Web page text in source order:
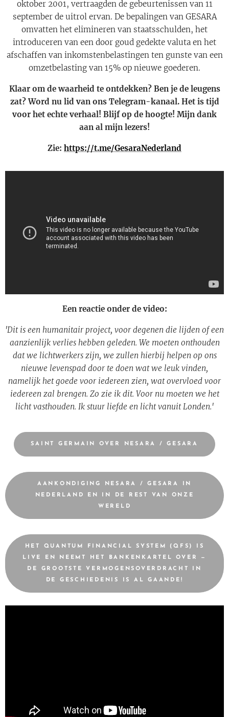
oktober 2001, vertraagden de gebeurtenissen van 11
september de uitrol ervan. De bepalingen van GESARA
omvatten het elimineren van staatsschulden, het
introduceren van een door goud gedekte valuta en het
afschaffen van inkomstenbelastingen ten gunste van een
omzetbelasting van 15% op nieuwe goederen.
Klaar om de waarheid te ontdekken? Ben je de leugens
zat? Word nu lid van ons Telegram-kanaal. Het is tijd
voor het echte verhaal! Blijf op de hoogte! Mijn dank
aan al mijn lezers!
Zie: https://t.me/GesaraNederland
Een reactie onder de video:
'Dit is een humanitair project, voor degenen die lijden of een
aanzienlijk verlies hebben geleden. We moeten onthouden
dat we lichtwerkers zijn, we zullen hierbij helpen op ons
nieuwe levenspad door te doen wat we leuk vinden,
namelijk het goede voor iedereen zien, wat overvloed voor
iedereen zal brengen. Zo zie ik dit. Voor nu moeten we het
licht vasthouden. Ik stuur liefde en licht vanuit Londen.'
SAINT GERMAIN OVER NESARA / GESARA
AANKONDIGING NESARA / GESARA IN
NEDERLAND EN IN DE REST VAN ONZE
WERELD
HET QUANTUM FINANCIAL SYSTEM (QFS) IS
LIVE EN NEEMT HET BANKENKARTEL OVER —
DE GROOTSTE VERMOGENSOVERDRACHT IN
DE GESCHIEDENIS IS AL GAANDE!